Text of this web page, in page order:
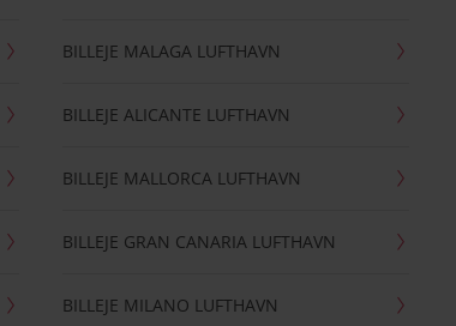
BILLEJE MALAGA LUFTHAVN
BILLEJE ALICANTE LUFTHAVN
BILLEJE MALLORCA LUFTHAVN
BILLEJE GRAN CANARIA LUFTHAVN
BILLEJE MILANO LUFTHAVN